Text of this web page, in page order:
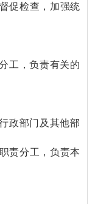
促检查，加强统
工，负责有关的
政部门及其他部
责分工，负责本